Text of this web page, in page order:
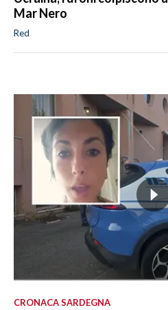
Mar Nero
Red
CRONACA SARDEGNA